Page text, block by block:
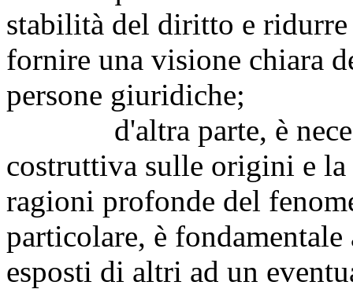
stabilità del diritto e
fornire una visione chiara
persone giuridiche;
d'altra parte, è
costruttiva sulle origini e
ragioni profonde del
particolare, è
esposti di altri ad un